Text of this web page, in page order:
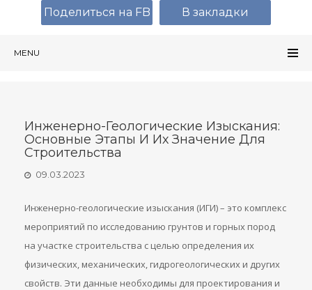
MENU
Инженерно-Геологические Изыскания:
Основные Этапы И Их Значение Для
Строительства
09.03.2023
Инженерно-геологические изыскания (ИГИ) – это комплекс
мероприятий по исследованию грунтов и горных пород
на участке строительства с целью определения их
физических, механических, гидрогеологических и других
свойств. Эти данные необходимы для проектирования и
Поделиться на FB В закладки